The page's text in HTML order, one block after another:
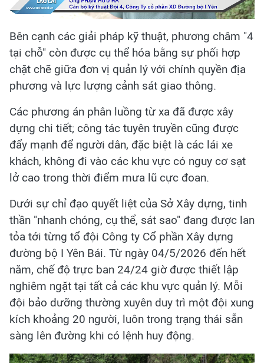
Bên cạnh các giải pháp kỹ thuật, phương châm "4
tại chỗ" còn được cụ thể hóa bằng sự phối hợp
chặt chẽ giữa đơn vị quản lý với chính quyền địa
phương và lực lượng cảnh sát giao thông.
Các phương án phân luồng từ xa đã được xây
dựng chi tiết; công tác tuyên truyền cũng được
đẩy mạnh để người dân, đặc biệt là các lái xe
khách, không đi vào các khu vực có nguy cơ sạt
lở cao trong thời điểm mưa lũ cực đoan.
Dưới sự chỉ đạo quyết liệt của Sở Xây dựng, tinh
thần "nhanh chóng, cụ thể, sát sao" đang được lan
tỏa tới từng tổ đội Công ty Cổ phần Xây dựng
đường bộ I Yên Bái. Từ ngày 04/5/2026 đến hết
năm, chế độ trực ban 24/24 giờ được thiết lập
nghiêm ngặt tại tất cả các khu vực quản lý. Mỗi
đội bảo dưỡng thường xuyên duy trì một đội xung
kích khoảng 20 người, luôn trong trạng thái sẵn
sàng lên đường khi có lệnh huy động.